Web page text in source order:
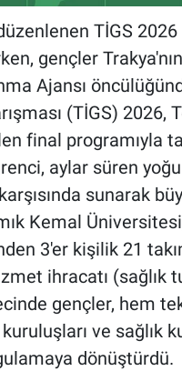
TİGS
gençler
Ajansı
(TİGS) 2026,
final programıyla
aylar süren
sunarak
Kemal
3'er kişilik 21
ihracatı
gençler, hem
ve sağlık
dönüştürdü.